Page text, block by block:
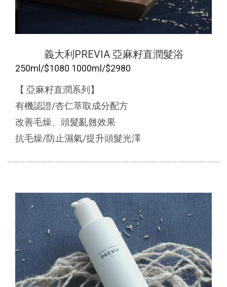
義大利PREVIA 亞麻籽直潤髮浴
250ml/$1080 1000ml/$2980
【 亞麻籽直潤系列】
有機認證/杏仁萃取成分配方
改善毛燥、頭髮亂翹效果
抗毛燥/防止濕氣/提升頭髮光澤